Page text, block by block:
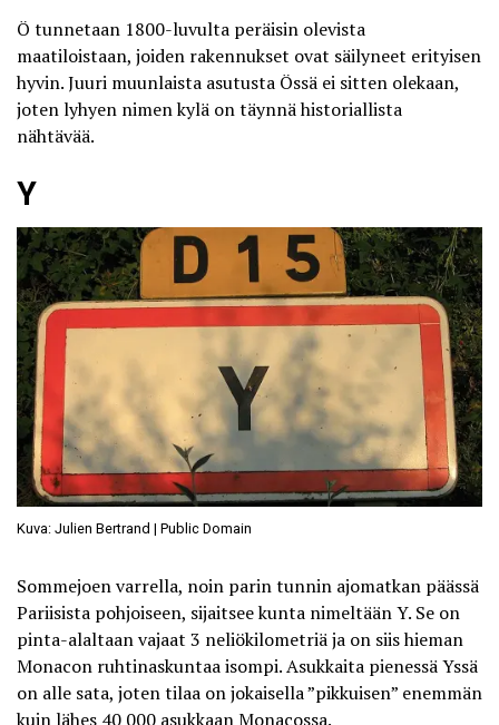
Ö tunnetaan 1800-luvulta peräisin olevista
maatiloistaan, joiden rakennukset ovat säilyneet erityisen
hyvin. Juuri muunlaista asutusta Össä ei sitten olekaan,
joten lyhyen nimen kylä on täynnä historiallista
nähtävää.
Y
Kuva: Julien Bertrand | Public Domain
Sommejoen varrella, noin parin tunnin ajomatkan päässä
Pariisista pohjoiseen, sijaitsee kunta nimeltään Y. Se on
pinta-alaltaan vajaat 3 neliökilometriä ja on siis hieman
Monacon ruhtinaskuntaa isompi. Asukkaita pienessä Yssä
on alle sata, joten tilaa on jokaisella ”pikkuisen” enemmän
kuin lähes 40 000 asukkaan Monacossa.